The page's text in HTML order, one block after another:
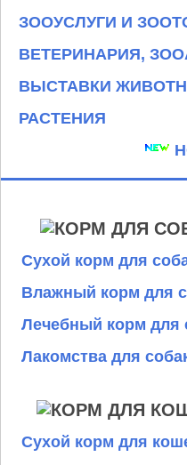
ЗООУСЛУГИ И
ВЕТЕРИНАРИЯ,
ВЫСТАВКИ
РАСТЕНИЯ
Сухой корм для
Влажный корм для
Лечебный корм для
Лакомства для
Сухой корм для